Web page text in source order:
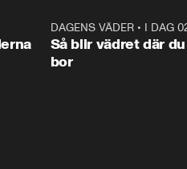
DAGENS VÄDER• I DAG
Så blir vädret där du
bor